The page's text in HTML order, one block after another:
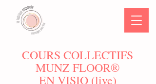
COURS COLLECTIFS
MUNZ FLOOR®
EN VISIO (live)